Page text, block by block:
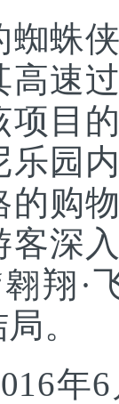
蛛侠
高速
目
园
购
客深
翔·
。
年6